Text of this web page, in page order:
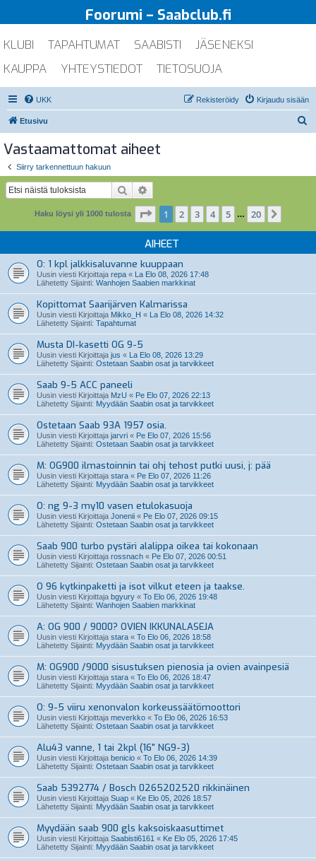
Foorumi – Saabclub.fi
KLUBI TAPAHTUMAT SAABISTI
JÄSENEKSI
KAUPPA
YHTEYSTIEDOT TIETOSUOJA
UKK Kirjaudu sisään
Rekisteröidy
Etusivu
Vastaamattomat aiheet
Siirry tarkennettuun hakuun
Etsi
Haku löysi yli 1000 tulosta Sivu /20
1 2 3 4 5 … 20
AIHEET
O: 1 kpl jalkkisaluvanne kuuppaan
Uusin viesti Kirjoittaja repa « La Elo 08, 2026 17:48
Lähetetty Sijainti: Wanhojen Saabien markkinat
Kopittomat Saarijärven Kalmarissa
Uusin viesti Kirjoittaja Mikko_H « La Elo 08, 2026 14:32
Lähetetty Sijainti: Tapahtumat
Musta DI-kasetti OG 9-5
Uusin viesti Kirjoittaja jus « La Elo 08, 2026 13:29
Lähetetty Sijainti: Ostetaan Saabin osat ja tarvikkeet
Saab 9-5 ACC paneeli
Uusin viesti Kirjoittaja MzU « Pe Elo 07, 2026 22:13
Lähetetty Sijainti: Myydään Saabin osat ja tarvikkeet
Ostetaan Saab 93A 1957 osia.
Uusin viesti Kirjoittaja jarvri « Pe Elo 07, 2026 15:56
Lähetetty Sijainti: Ostetaan Saabin osat ja tarvikkeet
M: OG900 ilmastoinnin tai ohj tehost putki uusi, j: pää
Uusin viesti Kirjoittaja stara « Pe Elo 07, 2026 11:26
Lähetetty Sijainti: Myydään Saabin osat ja tarvikkeet
O: ng 9-3 my10 vasen etulokasuoja
Uusin viesti Kirjoittaja Jonenii « Pe Elo 07, 2026 09:15
Lähetetty Sijainti: Ostetaan Saabin osat ja tarvikkeet
Saab 900 turbo pystäri alalippa oikea tai kokonaan
Uusin viesti Kirjoittaja rossnach « Pe Elo 07, 2026 00:51
Lähetetty Sijainti: Ostetaan Saabin osat ja tarvikkeet
O 96 kytkinpaketti ja isot vilkut eteen ja taakse.
Uusin viesti Kirjoittaja bgyury « To Elo 06, 2026 19:48
Lähetetty Sijainti: Wanhojen Saabien markkinat
A: OG 900 / 9000? OVIEN IKKUNALASEJA
Uusin viesti Kirjoittaja stara « To Elo 06, 2026 18:58
Lähetetty Sijainti: Myydään Saabin osat ja tarvikkeet
M: OG900 /9000 sisustuksen pienosia ja ovien avainpesiä
Uusin viesti Kirjoittaja stara « To Elo 06, 2026 18:47
Lähetetty Sijainti: Myydään Saabin osat ja tarvikkeet
O: 9-5 viiru xenonvalon korkeussäätömoottori
Uusin viesti Kirjoittaja meverkko « To Elo 06, 2026 16:53
Lähetetty Sijainti: Ostetaan Saabin osat ja tarvikkeet
Alu43 vanne, 1 tai 2kpl (16" NG9-3)
Uusin viesti Kirjoittaja benicio « To Elo 06, 2026 14:39
Lähetetty Sijainti: Ostetaan Saabin osat ja tarvikkeet
Saab 5392774 / Bosch 0265202520 rikkinäinen
Uusin viesti Kirjoittaja Suap « Ke Elo 05, 2026 18:57
Lähetetty Sijainti: Myydään Saabin osat ja tarvikkeet
Myydään saab 900 gls kaksoiskaasuttimet
Uusin viesti Kirjoittaja Saabisti6161 « Ke Elo 05, 2026 17:45
Lähetetty Sijainti: Myydään Saabin osat ja tarvikkeet